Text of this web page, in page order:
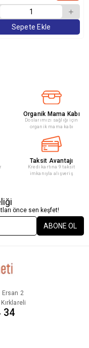
Sepete Ekle
Organik Mama Kabı
Doslarımızı sağlığı için
organik mama kabı
Taksit Avantajı
Kredi kartına 9 taksit
imkanıyla alışveriş
önce sen keşfet!
ABONE OL
Ersan 2
34